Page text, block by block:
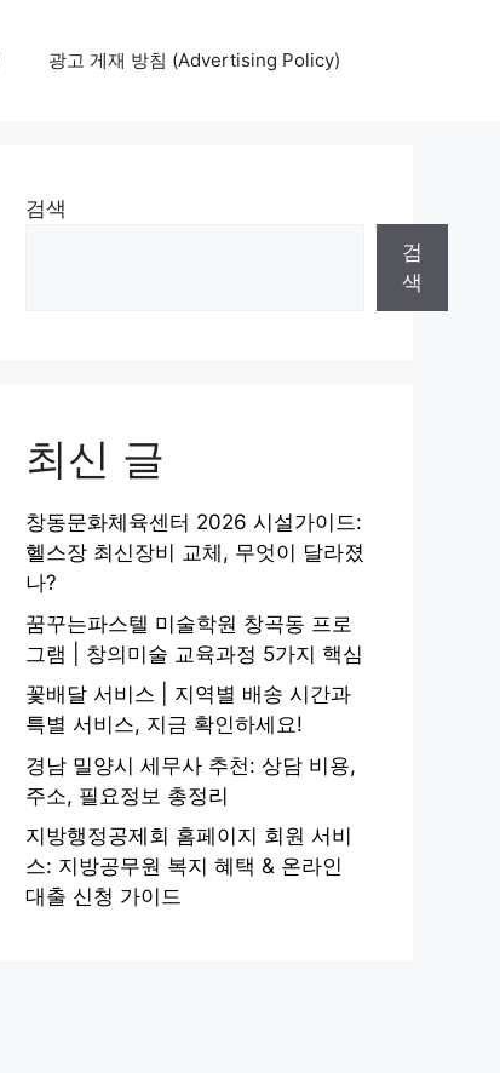
광고 게재 방침 (Advertising Policy)
검색
검
색
최신 글
창동문화체육센터 2026 시설가이드:
헬스장 최신장비 교체, 무엇이 달라졌
나?
꿈꾸는파스텔 미술학원 창곡동 프로
그램 | 창의미술 교육과정 5가지 핵심
꽃배달 서비스 | 지역별 배송 시간과
특별 서비스, 지금 확인하세요!
경남 밀양시 세무사 추천: 상담 비용,
주소, 필요정보 총정리
지방행정공제회 홈페이지 회원 서비
스: 지방공무원 복지 혜택 & 온라인
대출 신청 가이드